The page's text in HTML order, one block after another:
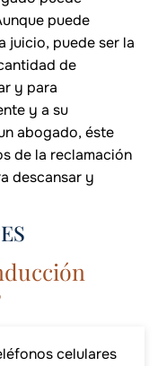
puede
juicio, puede ser la
de
y para
y a su
abogado, éste
de la reclamación
descansar y
celulares